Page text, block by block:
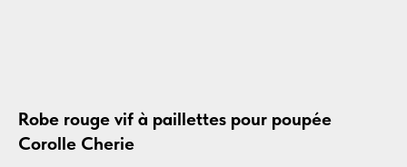
Robe rouge vif à paillettes pour poupée
Corolle Cherie